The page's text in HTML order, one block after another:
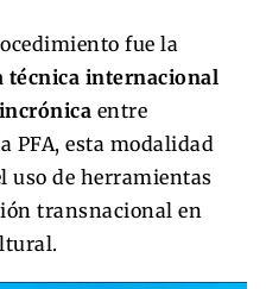
fue la
técnica internacional
entre
PFA, esta modalidad
uso de herramientas
transnacional en